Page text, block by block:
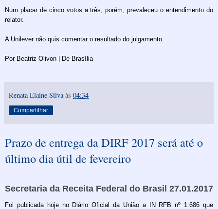
Num placar de cinco votos a três, porém, prevaleceu o entendimento do
relator.
A Unilever não quis comentar o resultado do julgamento.
Por Beatriz Olivon | De Brasília
Renata Elaine Silva às 04:34
Compartilhar
Prazo de entrega da DIRF 2017 será até o
último dia útil de fevereiro
Secretaria da Receita Federal do Brasil 27.01.2017
Foi publicada hoje no Diário Oficial da União a IN RFB nº 1.686 que